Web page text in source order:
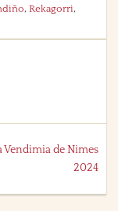
,Rekagorri,
Vendimia de Nimes
2024